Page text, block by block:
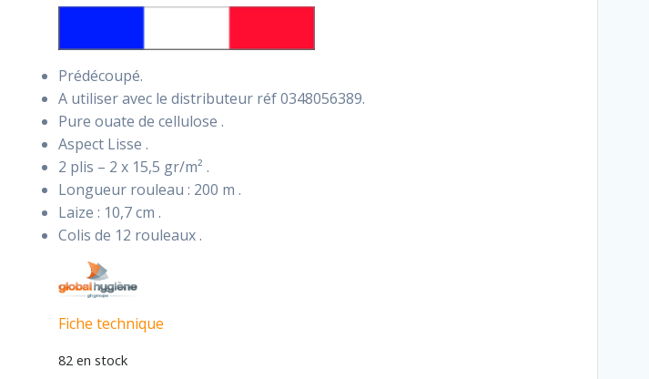
Prédécoupé.
A utiliser avec le distributeur réf 0348056389.
Pure ouate de cellulose .
Aspect Lisse .
2 plis – 2 x 15,5 gr/m² .
Longueur rouleau : 200 m .
Laize : 10,7 cm .
Colis de 12 rouleaux .
Fiche technique
82 en stock